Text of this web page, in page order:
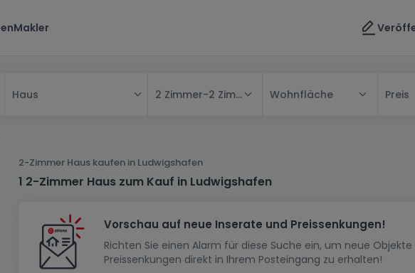
Makler
Haus
Haus
Reihenhaus
Doppelhaushälfte
Wohnung
Schlafzimmer
1-Zimmer-Apartment
Wohnanlage
Wohnsiedlung
Haus bauen
Musterhaus
Renditeobjekt
2 Zimmer- 2 Zimmer Wohnfläche Preis
2-Zimmer Haus kaufen in Ludwigshafen
1 2-Zimmer Haus zum Kauf in Ludwigshafen
Vorschau auf neue Inserate und Preissenkungen!
Richten Sie einen Alarm für diese Suche ein, um neue Objekte
Preissenkungen direkt in Ihrem Posteingang zu erhalten!